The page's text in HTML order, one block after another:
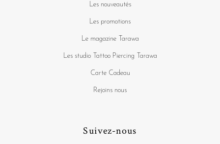
Les nouveautés
Les promotions
Le magazine Tarawa
Les studio Tattoo Piercing Tarawa
Carte Cadeau
Rejoins nous
Suivez-nous